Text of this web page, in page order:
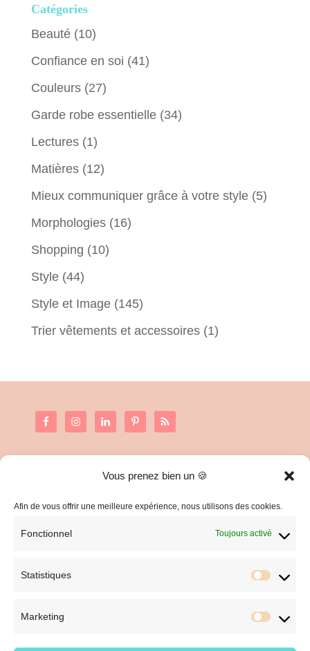
Vous prenez bien un 🍪
Afin de vous offrir une meilleure expérience, nous utilisons des cookies.
Fonctionnel Toujours activé
Statistiques
Marketing
Catégories
Beauté(10)
Confiance en soi (41)
Couleurs(27)
Garde robe essentielle(34)
Lectures(1)
Matières(12)
Mieux communiquer grâce à votre style(5)
Morphologies(16)
Shopping (10)
Style(44)
Style et Image(145)
Trier vêtements et accessoires(1)
C.G.V. et Mentions Légales